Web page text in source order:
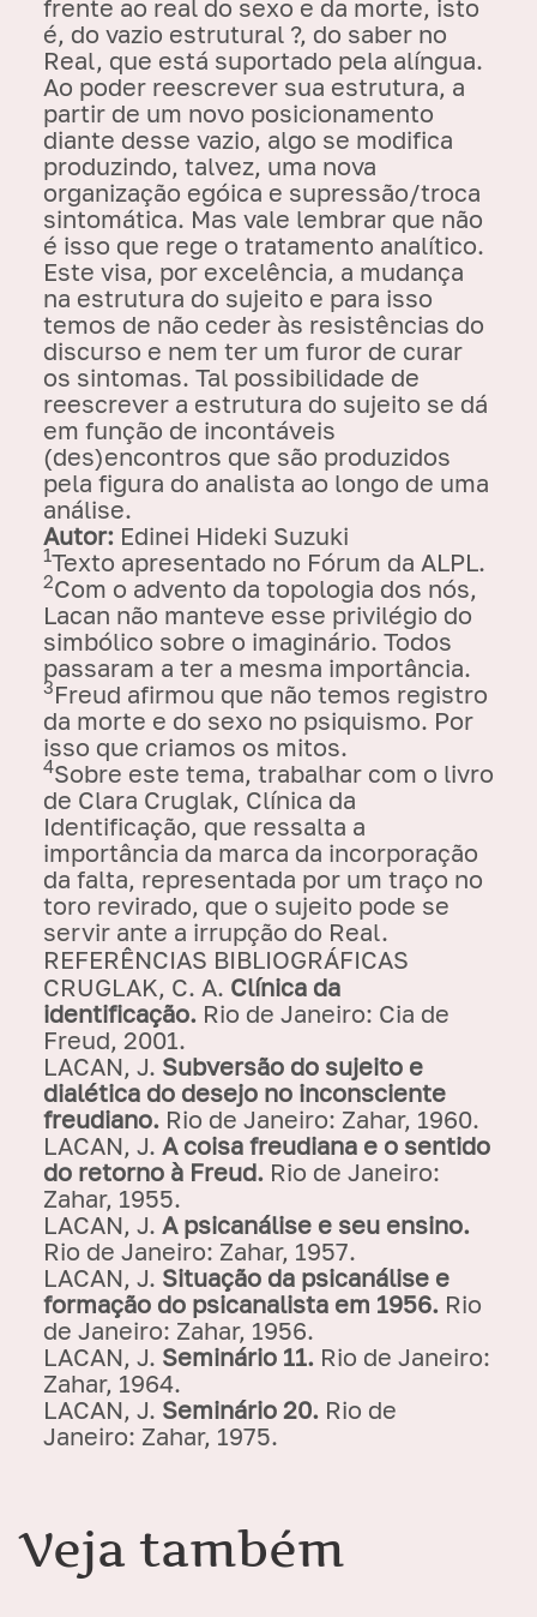
frente ao real do sexo e da morte, isto
é, do vazio estrutural ?, do saber no
Real, que está suportado pela alíngua.
Ao poder reescrever sua estrutura, a
partir de um novo posicionamento
diante desse vazio, algo se modifica
produzindo, talvez, uma nova
organização egóica e supressão/troca
sintomática. Mas vale lembrar que não
é isso que rege o tratamento analítico.
Este visa, por excelência, a mudança
na estrutura do sujeito e para isso
temos de não ceder às resistências do
discurso e nem ter um furor de curar
os sintomas. Tal possibilidade de
reescrever a estrutura do sujeito se dá
em função de incontáveis
(des)encontros que são produzidos
pela figura do analista ao longo de uma
análise.
Autor: Edinei Hideki Suzuki
1Texto apresentado no Fórum da ALPL.
2Com o advento da topologia dos nós,
Lacan não manteve esse privilégio do
simbólico sobre o imaginário. Todos
passaram a ter a mesma importância.
3Freud afirmou que não temos registro
da morte e do sexo no psiquismo. Por
isso que criamos os mitos.
4Sobre este tema, trabalhar com o livro
de Clara Cruglak, Clínica da
Identificação, que ressalta a
importância da marca da incorporação
da falta, representada por um traço no
toro revirado, que o sujeito pode se
servir ante a irrupção do Real.
REFERÊNCIAS BIBLIOGRÁFICAS
CRUGLAK, C. A. Clínica da
identificação. Rio de Janeiro: Cia de
Freud, 2001.
LACAN, J. Subversão do sujeito e
dialética do desejo no inconsciente
freudiano. Rio de Janeiro: Zahar, 1960.
LACAN, J. A coisa freudiana e o sentido
do retorno à Freud. Rio de Janeiro:
Zahar, 1955.
LACAN, J. A psicanálise e seu ensino.
Rio de Janeiro: Zahar, 1957.
LACAN, J. Situação da psicanálise e
formação do psicanalista em 1956. Rio
de Janeiro: Zahar, 1956.
LACAN, J. Seminário 11. Rio de Janeiro:
Zahar, 1964.
LACAN, J. Seminário 20. Rio de
Janeiro: Zahar, 1975.
Veja também